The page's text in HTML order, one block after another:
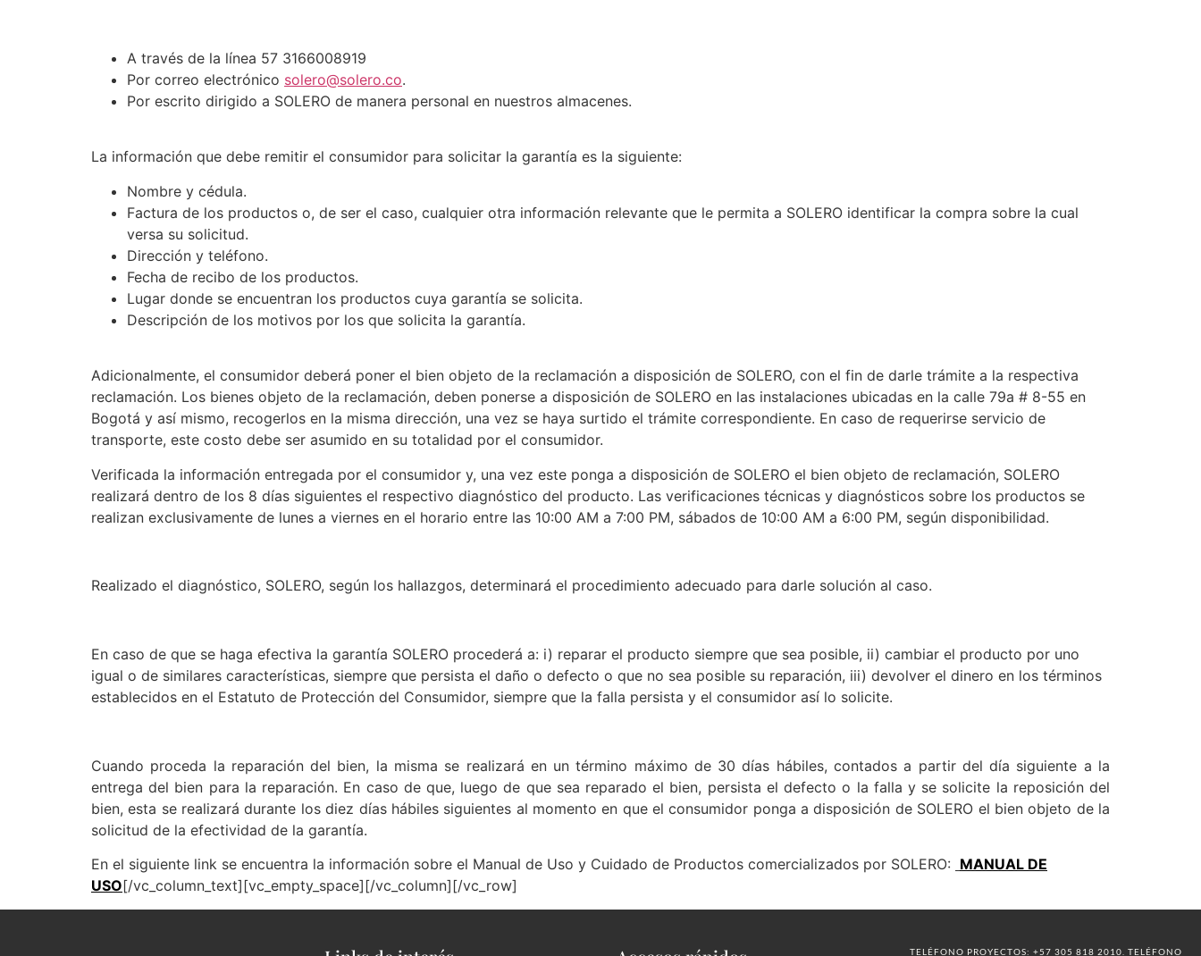
A través de la línea 57 3166008919
Por correo electrónico solero@solero.co.
Por escrito dirigido a SOLERO de manera personal en nuestros almacenes.
La información que debe remitir el consumidor para solicitar la garantía es la siguiente:
Nombre y cédula.
Factura de los productos o, de ser el caso, cualquier otra información relevante que le permita a SOLERO identificar la compra sobre la cual
versa su solicitud.
Dirección y teléfono.
Fecha de recibo de los productos.
Lugar donde se encuentran los productos cuya garantía se solicita.
Descripción de los motivos por los que solicita la garantía.
Adicionalmente, el consumidor deberá poner el bien objeto de la reclamación a disposición de SOLERO, con el fin de darle trámite a la respectiva
reclamación. Los bienes objeto de la reclamación, deben ponerse a disposición de SOLERO en las instalaciones ubicadas en la calle 79a # 8-55 en
Bogotá y así mismo, recogerlos en la misma dirección, una vez se haya surtido el trámite correspondiente. En caso de requerirse servicio de
transporte, este costo debe ser asumido en su totalidad por el consumidor.
Verificada la información entregada por el consumidor y, una vez este ponga a disposición de SOLERO el bien objeto de reclamación, SOLERO
realizará dentro de los 8 días siguientes el respectivo diagnóstico del producto. Las verificaciones técnicas y diagnósticos sobre los productos se
realizan exclusivamente de lunes a viernes en el horario entre las 10:00 AM a 7:00 PM, sábados de 10:00 AM a 6:00 PM, según disponibilidad.
Realizado el diagnóstico, SOLERO, según los hallazgos, determinará el procedimiento adecuado para darle solución al caso.
En caso de que se haga efectiva la garantía SOLERO procederá a: i) reparar el producto siempre que sea posible, ii) cambiar el producto por uno
igual o de similares características, siempre que persista el daño o defecto o que no sea posible su reparación, iii) devolver el dinero en los términos
establecidos en el Estatuto de Protección del Consumidor, siempre que la falla persista y el consumidor así lo solicite.
Cuando proceda la reparación del bien, la misma se realizará en un término máximo de 30 días hábiles, contados a partir del día siguiente a la
entrega del bien para la reparación. En caso de que, luego de que sea reparado el bien, persista el defecto o la falla y se solicite la reposición del
bien, esta se realizará durante los diez días hábiles siguientes al momento en que el consumidor ponga a disposición de SOLERO el bien objeto de la
solicitud de la efectividad de la garantía.
En el siguiente link se encuentra la información sobre el Manual de Uso y Cuidado de Productos comercializados por SOLERO: MANUAL DE
USO[/vc_column_text][vc_empty_space][/vc_column][/vc_row]
TELÉFONO PROYECTOS: +57 305 818 2010. TELÉFONO